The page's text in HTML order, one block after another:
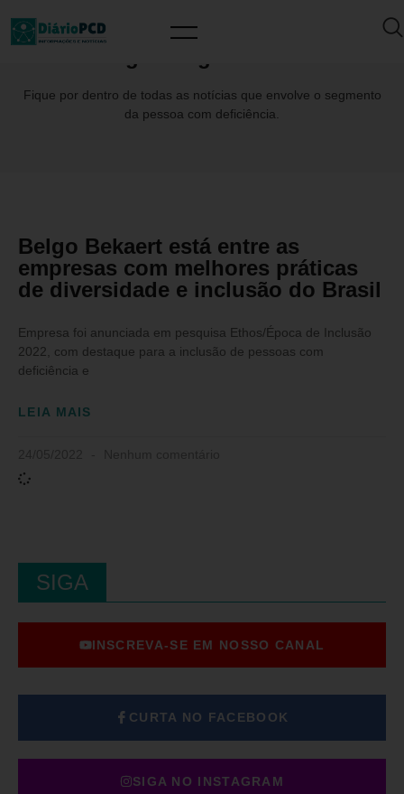
Fique por dentro de todas as notícias que envolve o segmento
da pessoa com deficiência.
Belgo Bekaert está entre as
empresas com melhores práticas
de diversidade e inclusão do Brasil
Empresa foi anunciada em pesquisa Ethos/Época de Inclusão
2022, com destaque para a inclusão de pessoas com
deficiência e
LEIA MAIS
SIGA
INSCREVA-SE EM NOSSO CANAL
CURTA NO FACEBOOK
SIGA NO INSTAGRAM